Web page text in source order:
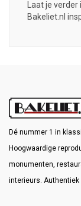
Laat je
Bakeliet.nl
Dé nummer 1 in
Hoogwaardige
monumenten,
interieurs. Authentiek